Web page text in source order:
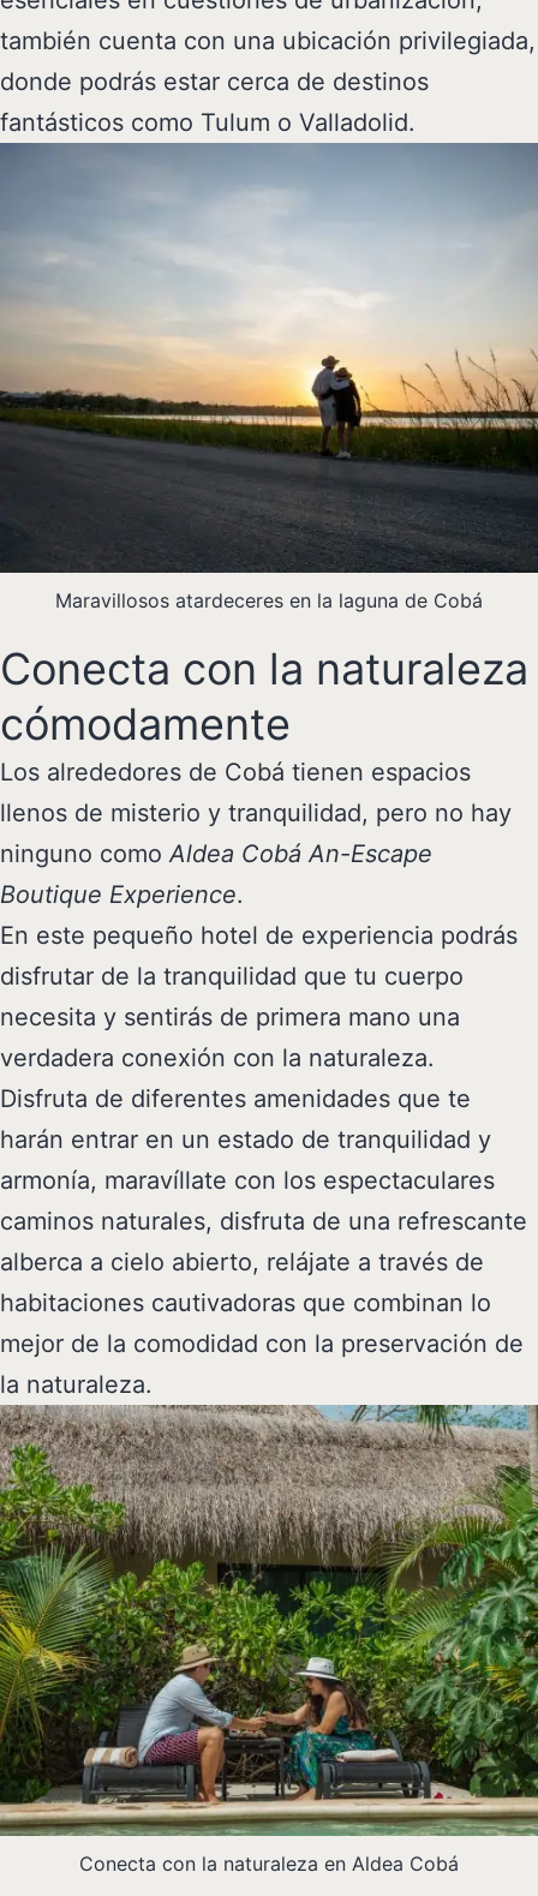
también cuenta con una ubicación privilegiada,
donde podrás estar cerca de destinos
fantásticos como Tulum o Valladolid.
Maravillosos atardeceres en la laguna de Cobá
Conecta con la naturaleza
cómodamente
Los alrededores de Cobá tienen espacios
llenos de misterio y tranquilidad, pero no hay
ninguno comoAldea Cobá An-Escape
Boutique Experience.
En este pequeño hotel de experiencia podrás
disfrutar de la tranquilidad que tu cuerpo
necesita y sentirás de primera mano una
verdadera conexión con la naturaleza.
Disfruta de diferentes amenidades que te
harán entrar en un estado de tranquilidad y
armonía, maravíllate con los espectaculares
caminos naturales, disfruta de una refrescante
alberca a cielo abierto, relájate a través de
habitaciones cautivadoras que combinan lo
mejor de la comodidad con la preservación de
la naturaleza.
Conecta con la naturaleza en Aldea Cobá